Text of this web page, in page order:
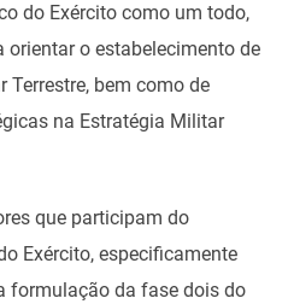
do Exército como um todo,
orientar o estabelecimento de
bem como de
na Estratégia Militar
que participam do
Exército, especificamente
formulação da fase dois do